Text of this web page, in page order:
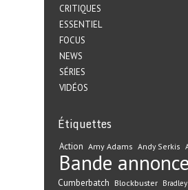
CRITIQUES
ESSENTIEL
FOCUS
NEWS
SÉRIES
VIDÉOS
Étiquettes
Action Amy Adams Andy Serkis
Bande annonce
Cumberbatch Blockbuster